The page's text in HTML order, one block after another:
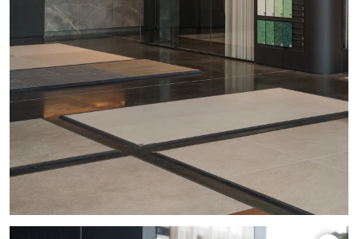
Fitnessapparatuur
Wifi
Overig
Aannemers Interieur
Akoestiek
Binnenzwembaden
Wellness
Wijnkelder en wijnkasten